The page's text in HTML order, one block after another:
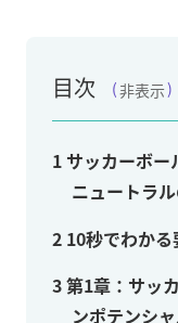
目次 非表示
1 サッカーボー
ニュートラ
2 10秒でわかる
3第1章：サッ
ンポテンシ